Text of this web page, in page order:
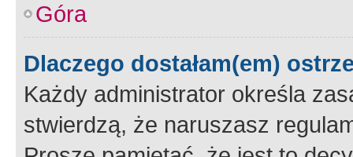
Góra
Dlaczego dostałam(em)
Każdy administrator określa
stwierdzą, że naruszasz